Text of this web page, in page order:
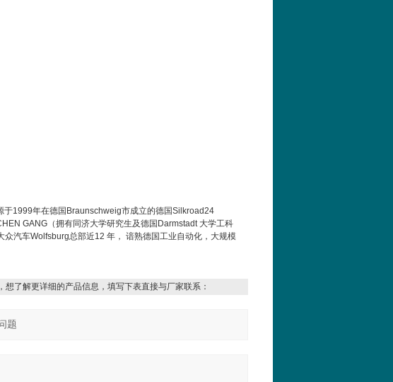
于1999年在德国 Braunschweig市成立的德国Silkroad24
GANG （拥有同济大学研究生及德国 Darmstadt 大学工科
众汽车Wolfsburg总部近12 年， 谙熟德国工业自动化，大规模
想了解更详细的产品信息，填写下表直接与厂家联系：